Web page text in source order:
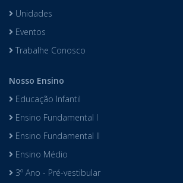
Unidades
Eventos
Trabalhe Conosco
Nosso Ensino
Educação Infantil
Ensino Fundamental I
Ensino Fundamental II
Ensino Médio
3º Ano - Pré-vestibular